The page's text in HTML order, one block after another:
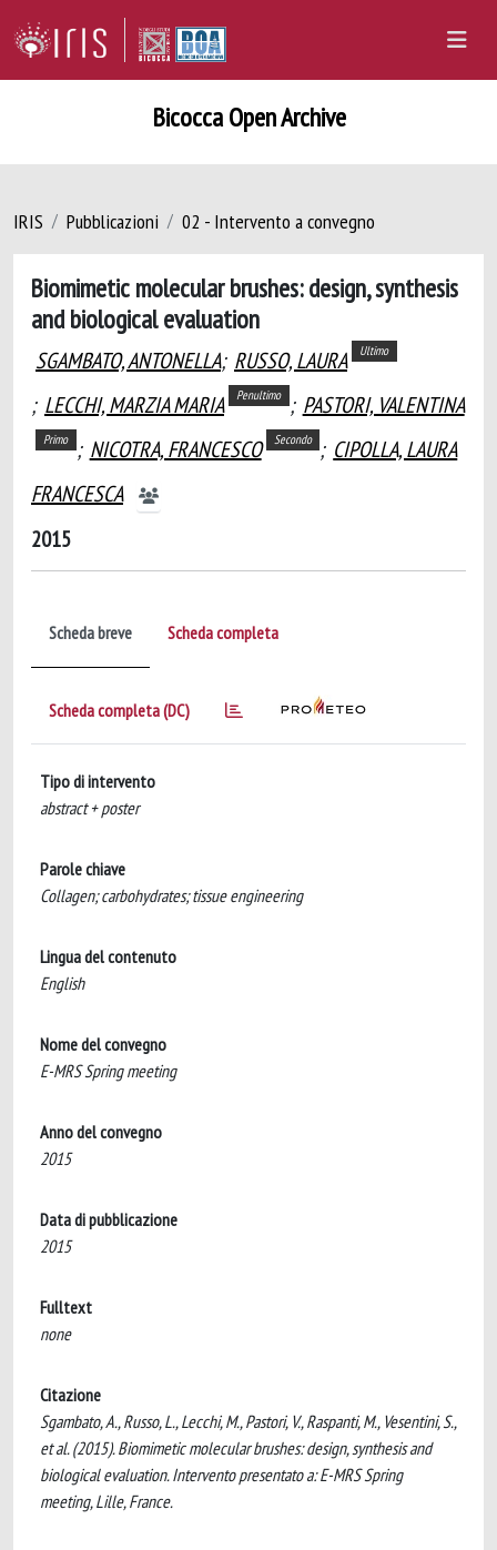
Bicocca Open Archive
IRIS Pubblicazioni 02 - Intervento a convegno
Biomimetic molecular brushes: design, synthesis
and biological evaluation
SGAMBATO, ANTONELLA; RUSSO, LAURA Ultimo
; LECCHI, MARZIA MARIA Penultimo ; PASTORI, VALENTINA
Primo ; NICOTRA, FRANCESCO Secondo ; CIPOLLA, LAURA
FRANCESCA
2015
Scheda breve Scheda completa
Scheda completa (DC)
Tipo di intervento
abstract + poster
Parole chiave
Collagen; carbohydrates; tissue engineering
Lingua del contenuto
English
Nome del convegno
E-MRS Spring meeting
Anno del convegno
2015
Data di pubblicazione
2015
Fulltext
none
Citazione
Sgambato, A., Russo, L., Lecchi, M., Pastori, V., Raspanti, M., Vesentini, S.,
et al. (2015). Biomimetic molecular brushes: design, synthesis and
biological evaluation. Intervento presentato a: E-MRS Spring
meeting, Lille, France.